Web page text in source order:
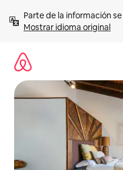
contenidoMostrar idioma original